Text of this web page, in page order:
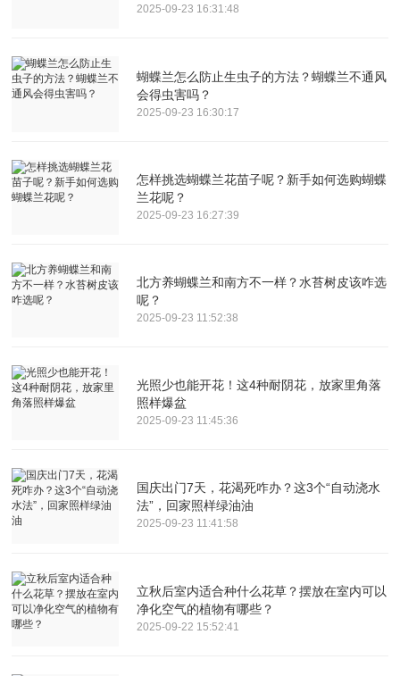
2025-09-23 16:31:48
蝴蝶兰怎么防止生虫子的方法？蝴蝶兰不通风
会得虫害吗？
2025-09-23 16:30:17
怎样挑选蝴蝶兰花苗子呢？新手如何选购蝴蝶
兰花呢？
2025-09-23 16:27:39
北方养蝴蝶兰和南方不一样？水苔树皮该咋选
呢？
2025-09-23 11:52:38
光照少也能开花！这4种耐阴花，放家里角落
照样爆盆
2025-09-23 11:45:36
国庆出门7天，花渴死咋办？这3个“自动浇水
法”，回家照样绿油油
2025-09-23 11:41:58
立秋后室内适合种什么花草？摆放在室内可以
净化空气的植物有哪些？
2025-09-22 15:52:41